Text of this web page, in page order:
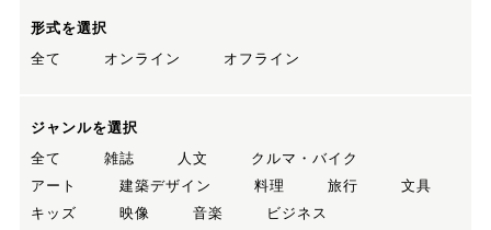
形式を選択
全て
オンライン オフライン
ジャンルを選択
全て
雑誌 人文
クルマ・バイク
アート
建築デザイン 料理 旅行
文具
キッズ
映像 音楽
ビジネス